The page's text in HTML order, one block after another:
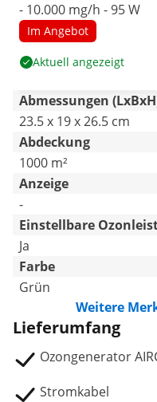
- 10.000 mg/h - 95 W
Im Angebot
Aktuell angezeigt
Abmessungen
23.5 x 19 x 26.5 cm
Abdeckung
1000 m²
Anzeige
-
Einstellbare
Ja
Farbe
Grün
Weitere
Lieferumfang
Ozongenerator
Stromkabel